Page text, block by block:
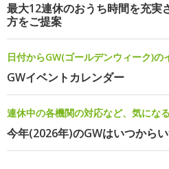
最大12連休のおうち時間を充実
方をご提案
日付からGW(ゴールデンウィーク)の
GWイベントカレンダー
連休中の各機関の対応など、気にな
今年(2026年)のGWはいつから